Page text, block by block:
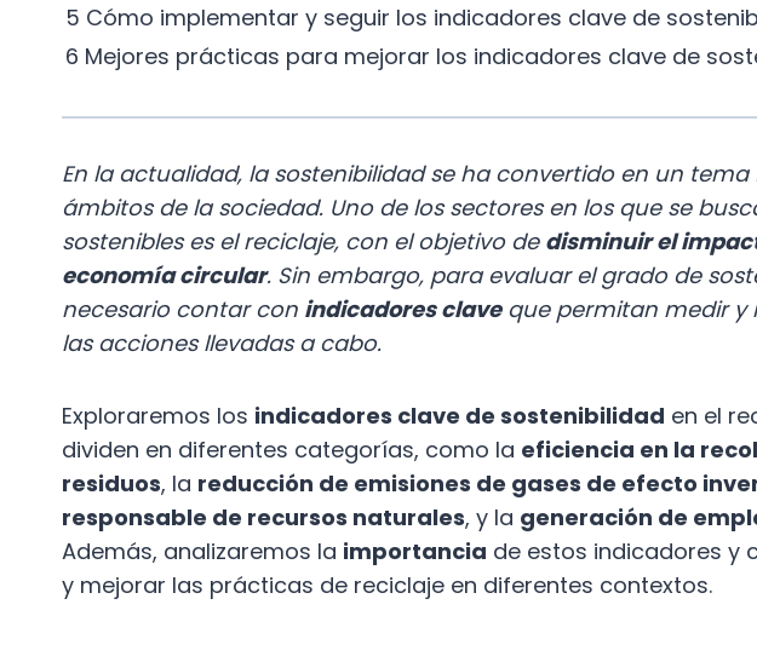
5 Cómo implementar y seguir los indicadores clave de
6 Mejores prácticas para mejorar los indicadores clave de
En la actualidad, la sostenibilidad se ha convertido en un
ámbitos de la sociedad. Uno de los sectores en los que se
sostenibles es el reciclaje, con el objetivo de disminuir el
economía circular. Sin embargo, para evaluar el grado de
necesario contar con indicadores claveque permitan medir y
las acciones llevadas a cabo.
Exploraremos los indicadores clave de sostenibilidad en el
dividen en diferentes categorías, como la eficiencia en la
residuos, la reducción de emisiones de gases de efecto
responsable de recursos naturales, y la generación de
Además, analizaremos la importancia de estos indicadores y
y mejorar las prácticas de reciclaje en diferentes contextos.